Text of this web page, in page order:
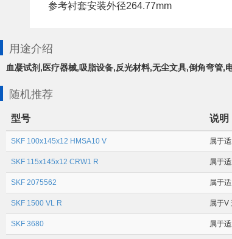
参考衬套安装外径264.77mm
用途介绍
血凝试剂,医疗器械,吸脂设备,反光材料,无尘文具,倒角弯管
随机推荐
型号 说明
SKF 100x145x12 HMSA10 V 属于
SKF 115x145x12 CRW1 R 属于
SKF 2075562 属于
SKF 1500 VL R 属于V
SKF 3680 属于